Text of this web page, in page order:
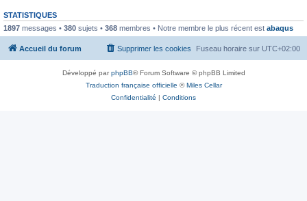
STATISTIQUES
1897 messages • 380 sujets • 368 membres • Notre membre le plus récent est abaqus
Accueil du forum Fuseau horaire sur UTC+02:00
Supprimer les cookies
Développé parphpBB® Forum Software © phpBB Limited
Traduction française officielle ©Miles Cellar
Confidentialité | Conditions